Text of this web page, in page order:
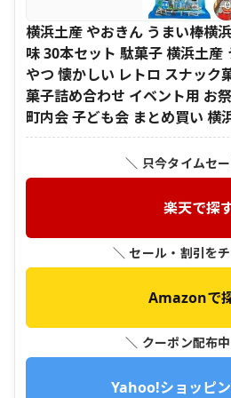
横浜土産 やおきん うまい棒横
味 30本セット 駄菓子 横浜土産
やつ 懐かしい レトロ スナック
菓子詰め合わせ イベント用 お
町内会 子ども会 まとめ買い 横
＼ 只今タイムセ
楽天で探
＼ セール・割引を
Amazonで
＼ クーポン配布
Yahoo!ショッピ